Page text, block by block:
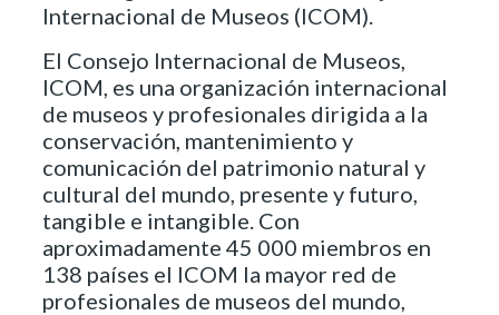
Internacional de Museos (ICOM).
El Consejo Internacional de Museos,
ICOM, es una organización internacional
de museos y profesionales dirigida a la
conservación, mantenimiento y
comunicación del patrimonio natural y
cultural del mundo, presente y futuro,
tangible e intangible. Con
aproximadamente 45 000 miembros en
138 países el ICOM la mayor red de
profesionales de museos del mundo,